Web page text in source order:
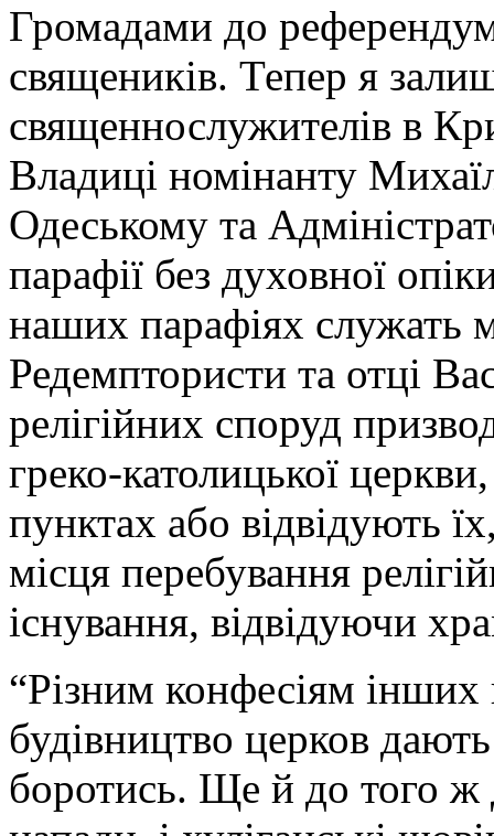
Громадами до
священиків. Тепер я
священнослужителів в
Владиці номінанту
Одеському та
парафії без духовної
наших парафіях служать
Редемптористи та отці
релігійних споруд
греко-католицької
пунктах або відвідують
місця перебування
існування, відвідуючи
“Різним конфесіям інших
будівництво церков
боротись. Ще й до того ж